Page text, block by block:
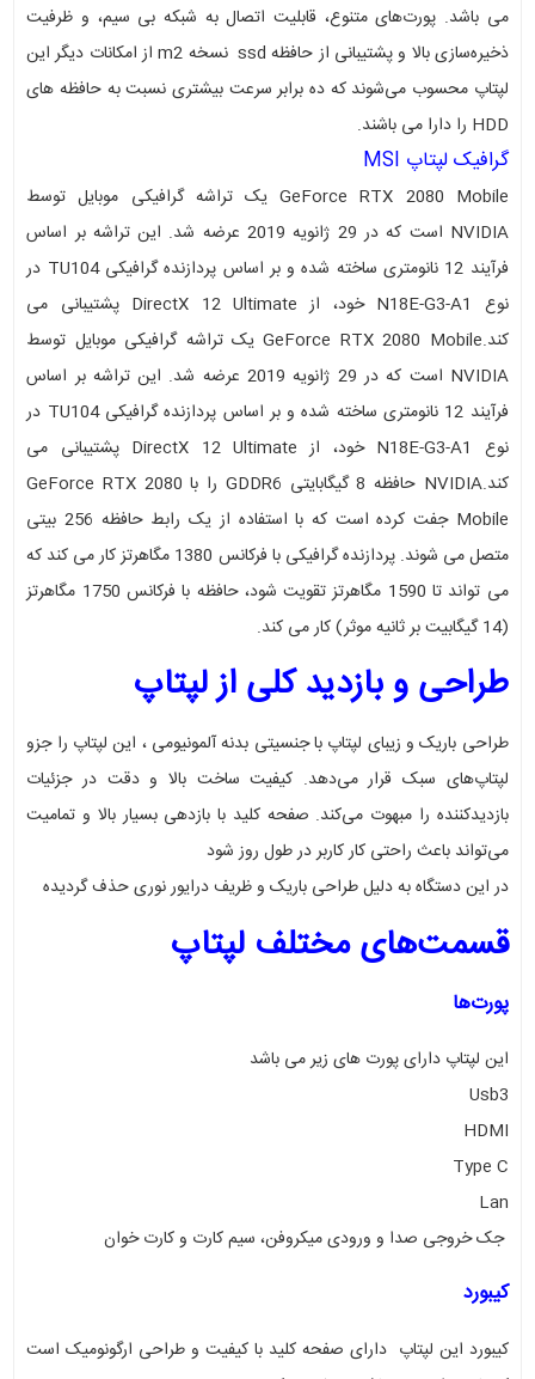
می باشد. پورت‌های متنوع، قابلیت اتصال به شبکه بی سیم، و ظرفیت
ذخیره‌سازی بالا و پشتیبانی از حافظه ssd نسخه m2 از امکانات دیگر این
لپتاپ محسوب می‌شوند که ده برابر سرعت بیشتری نسبت به حافظه های
HDD را دارا می باشند.
گرافیک لپتاپ MSI
GeForce RTX 2080 Mobile یک تراشه گرافیکی موبایل توسط
NVIDIA است که در 29 ژانویه 2019 عرضه شد. این تراشه بر اساس
فرآیند 12 نانومتری ساخته شده و بر اساس پردازنده گرافیکی TU104 در
نوع N18E-G3-A1 خود، از DirectX 12 Ultimate پشتیبانی می
کند.GeForce RTX 2080 Mobile یک تراشه گرافیکی موبایل توسط
NVIDIA است که در 29 ژانویه 2019 عرضه شد. این تراشه بر اساس
فرآیند 12 نانومتری ساخته شده و بر اساس پردازنده گرافیکی TU104 در
نوع N18E-G3-A1 خود، از DirectX 12 Ultimate پشتیبانی می
کند.NVIDIA حافظه 8 گیگابایتی GDDR6 را با GeForce RTX 2080
Mobile جفت کرده است که با استفاده از یک رابط حافظه 256 بیتی
متصل می شوند. پردازنده گرافیکی با فرکانس 1380 مگاهرتز کار می کند که
می تواند تا 1590 مگاهرتز تقویت شود، حافظه با فرکانس 1750 مگاهرتز
(14 گیگابیت بر ثانیه موثر) کار می کند.
طراحی و بازدید کلی از لپتاپ
طراحی باریک و زیبای لپتاپ با جنسیتی بدنه آلمونیومی ، این لپتاپ را جزو
لپتاپ‌های سبک قرار می‌دهد. کیفیت ساخت بالا و دقت در جزئیات
بازدیدکننده را مبهوت می‌کند. صفحه کلید با بازدهی بسیار بالا و تمامیت
می‌تواند باعث راحتی کار کاربر در طول روز شود
در این دستگاه به دلیل طراحی باریک و ظریف درایور نوری حذف گردیده
قسمت‌های مختلف لپتاپ
پورت‌ها
این لپتاپ دارای پورت های زیر می باشد
Usb3
HDMI
Type C
Lan
جک خروجی صدا و ورودی میکروفن، سیم کارت و کارت خوان
کیبورد
کیبورد این لپتاپ دارای صفحه کلید با کیفیت و طراحی ارگونومیک است